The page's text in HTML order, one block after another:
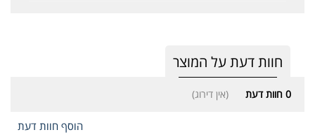
חוות דעת על המוצר
0 חוות דעת (אין דירוג)
הוסף חוות דעת